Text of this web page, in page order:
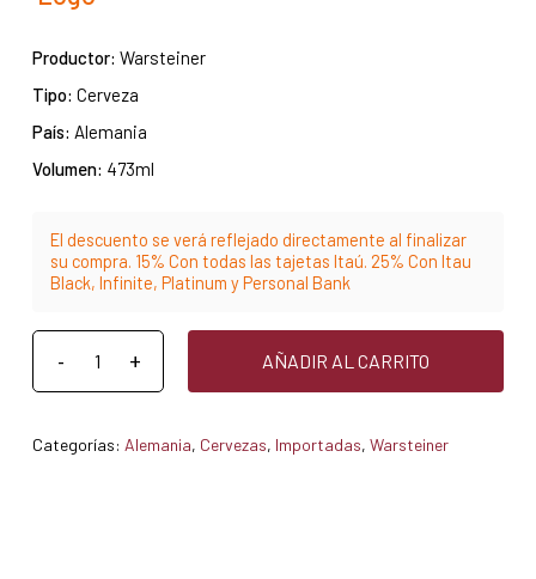
Productor: Warsteiner
Tipo: Cerveza
País: Alemania
Volumen: 473ml
El descuento se verá reflejado directamente al finalizar
su compra. 15% Con todas las tajetas Itaú. 25% Con Itau
Black, Infinite, Platinum y Personal Bank
AÑADIR AL CARRITO
Categorías: Alemania, Cervezas, Importadas, Warsteiner